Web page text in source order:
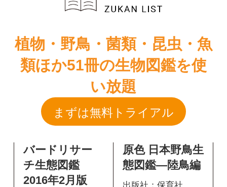
い放題
バードリサー
チ生態図鑑
出版社：バードリサ
出版年：2016
原色 日本野鳥生
態図鑑―陸鳥編
出版社：保育社
出版年：1995